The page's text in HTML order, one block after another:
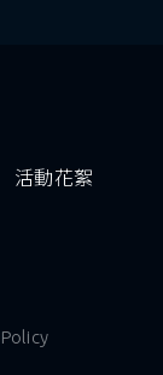
活動花絮